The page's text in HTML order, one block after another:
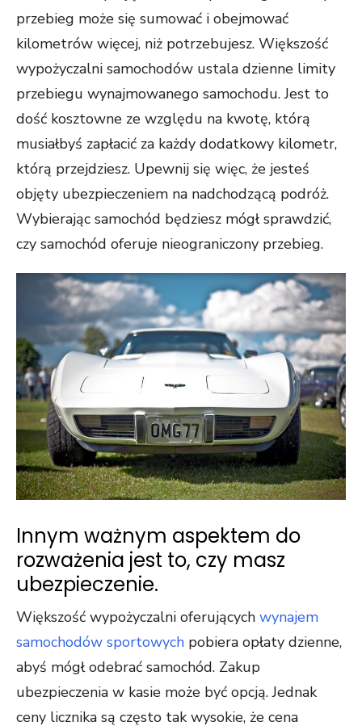
przebieg może się sumować i obejmować
kilometrów więcej, niż potrzebujesz. Większość
wypożyczalni samochodów ustala dzienne limity
przebiegu wynajmowanego samochodu. Jest to
dość kosztowne ze względu na kwotę, którą
musiałbyś zapłacić za każdy dodatkowy kilometr,
którą przejdziesz. Upewnij się więc, że jesteś
objęty ubezpieczeniem na nadchodzącą podróż.
Wybierając samochód będziesz mógł sprawdzić,
czy samochód oferuje nieograniczony przebieg.
Innym ważnym aspektem do
rozważenia jest to, czy masz
ubezpieczenie.
Większość wypożyczalni oferujących wynajem
samochodów sportowych pobiera opłaty dzienne,
abyś mógł odebrać samochód. Zakup
ubezpieczenia w kasie może być opcją. Jednak
ceny licznika są często tak wysokie, że cena